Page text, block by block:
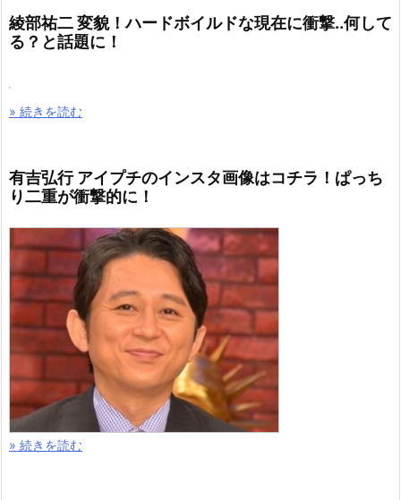
綾部祐二 変貌！ハードボイルドな現在に衝撃..何して
る？と話題に！
» 続きを読む
有吉弘行 アイプチのインスタ画像はコチラ！ぱっち
り二重が衝撃的に！
» 続きを読む